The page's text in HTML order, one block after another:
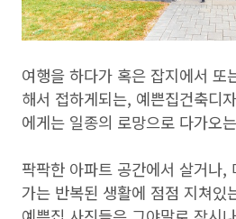
여행을 하다가 혹은 잡지에서 또
해서 접하게되는, 예쁜집건축디
에게는 일종의 로망으로 다가오
팍팍한 아파트 공간에서 살거나,
가는 반복된 생활에 점점 지쳐있